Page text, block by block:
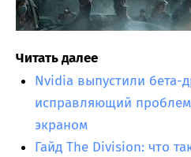
Читать далее
Nvidia выпустили бета-
исправляющий
экраном
Гайд The Division: что